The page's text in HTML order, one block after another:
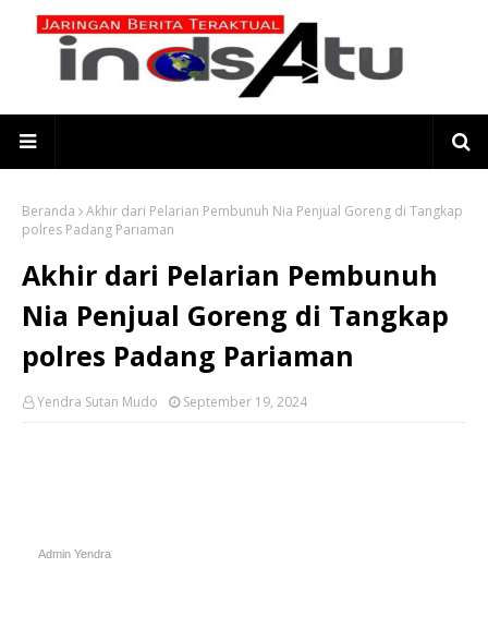
Beranda
Akhir dari Pelarian Pembunuh Nia Penjual Goreng di Tangkap
polres Padang Pariaman
Akhir dari Pelarian Pembunuh
Nia Penjual Goreng di Tangkap
polres Padang Pariaman
Yendra Sutan Mudo September 19, 2024
Admin Yendra